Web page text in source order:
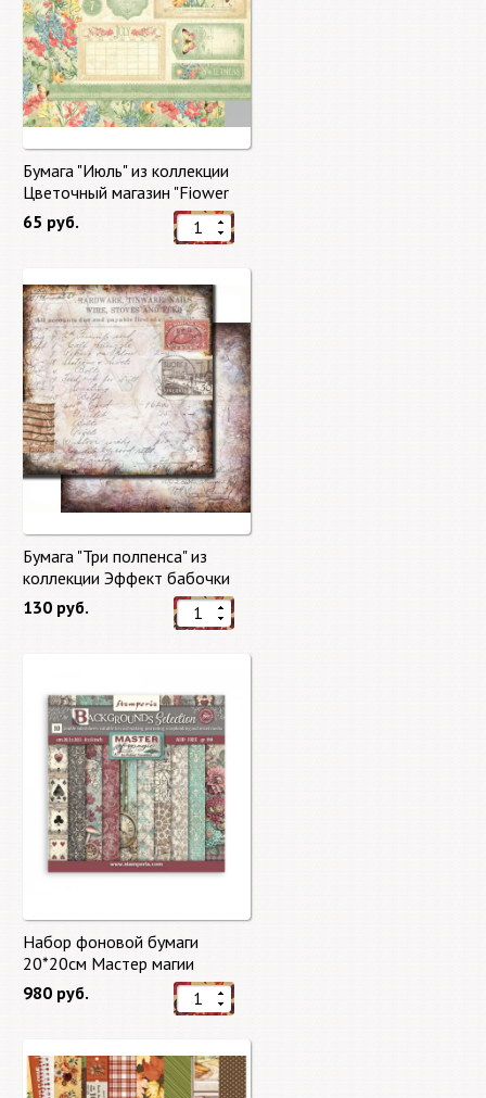
Бумага "Июль" из коллекции
Цветочный магазин "Fiower
Market"
65 руб.
Бумага "Три полпенса" из
коллекции Эффект бабочки
"Butterfly Effect"
130 руб.
Набор фоновой бумаги
20*20см Мастер магии
"Master of Magic" 10 листов +
бонус от Stamperia
980 руб.